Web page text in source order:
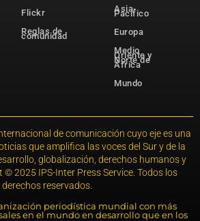
Flickr
Reglas de
comunidad
Asia-
Pacífico
Europa
Medio
Oriente y
Norte de
África
Mundo
de comunicación cuyo eje es una
que amplifica las voces del Sur y de la
globalización, derechos humanos y
2025 IPS-Inter Press Service. Todos los
derechos reservados.
periodística mundial con más
en el mundo en desarrollo que en los